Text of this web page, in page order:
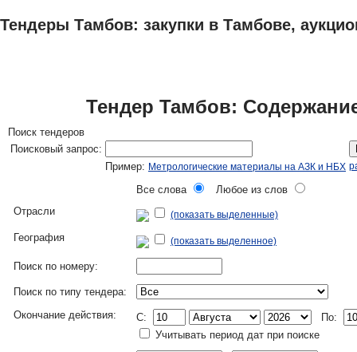
Тендеры Тамбов: закупки в Тамбове,
Тендер Тамбов:
Поиск тендеров
Поисковый запрос:
Пример: Метрологические материалы на АЗК и НБХ
Все слова
Любое из слов
Отрасли
(показать выделенные)
География (показать выделенное)
Поиск по номеру:
Поиск по типу тендера:
Окончание действия:
C:
По:
Учитывать период дат при поиске